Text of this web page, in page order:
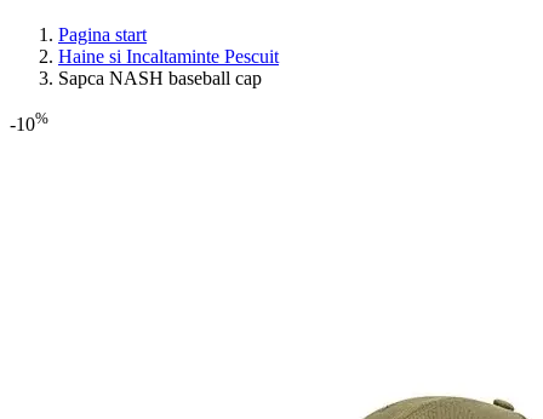
Pagina start
Haine si Incaltaminte Pescuit
Sapca NASH baseball cap
-10%